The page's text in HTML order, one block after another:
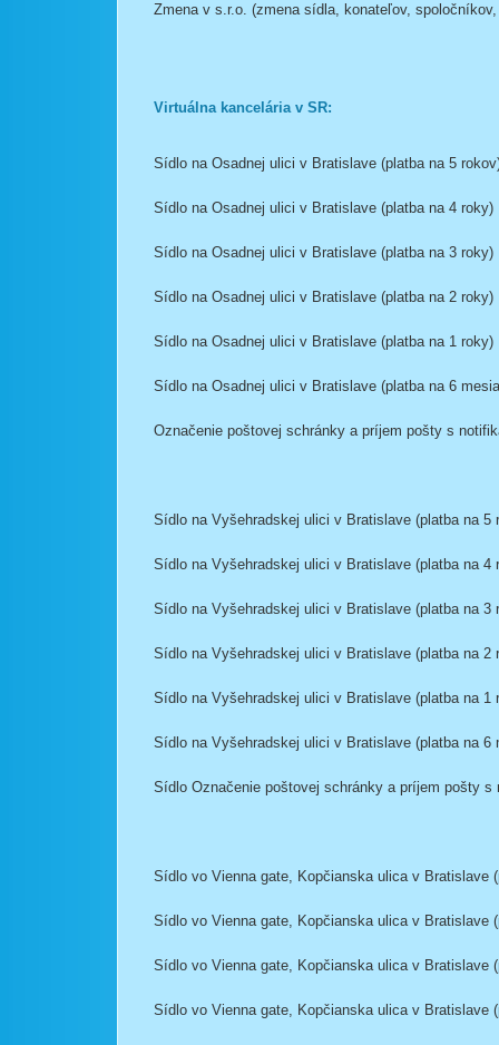
Zmena v s.r.o. (zmena sídla, konateľov,
Virtuálna kancelária v SR:
Sídlo na Osadnej ulici v Bratislave (platba na 5
Sídlo na Osadnej ulici v Bratislave (platba na 4 roky)
Sídlo na Osadnej ulici v Bratislave (platba na 3 roky)
Sídlo na Osadnej ulici v Bratislave (platba na 2 roky)
Sídlo na Osadnej ulici v Bratislave (platba na 1 roky)
Sídlo na Osadnej ulici v Bratislave (platba na 6
Označenie poštovej schránky a príjem pošty s
Sídlo na Vyšehradskej ulici v Bratislave (platba na 5
Sídlo na Vyšehradskej ulici v Bratislave (platba na 4
Sídlo na Vyšehradskej ulici v Bratislave (platba na 3
Sídlo na Vyšehradskej ulici v Bratislave (platba na 2
Sídlo na Vyšehradskej ulici v Bratislave (platba na 1
Sídlo na Vyšehradskej ulici v Bratislave (platba na 6
Sídlo Označenie poštovej schránky a príjem pošty
Sídlo vo Vienna gate, Kopčianska ulica v Bratislave
Sídlo vo Vienna gate, Kopčianska ulica v Bratislave
Sídlo vo Vienna gate, Kopčianska ulica v Bratislave
Sídlo vo Vienna gate, Kopčianska ulica v Bratislave